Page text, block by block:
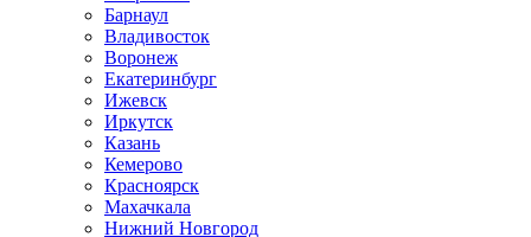
Барнаул
Владивосток
Воронеж
Екатеринбург
Ижевск
Иркутск
Казань
Кемерово
Красноярск
Махачкала
Нижний Новгород